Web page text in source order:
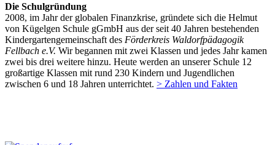
Die Schulgründung
2008, im Jahr der globalen Finanzkrise, gründete sich die Helmut
von Kügelgen Schule gGmbH aus der seit 40 Jahren bestehenden
Kindergartengemeinschaft des Förderkreis Waldorfpädagogik
Fellbach e.V. Wir begannen mit zwei Klassen und jedes Jahr kamen
zwei bis drei weitere hinzu. Heute werden an unserer Schule 12
großartige Klassen mit rund 230 Kindern und Jugendlichen
zwischen 6 und 18 Jahren unterrichtet. > Zahlen und Fakten